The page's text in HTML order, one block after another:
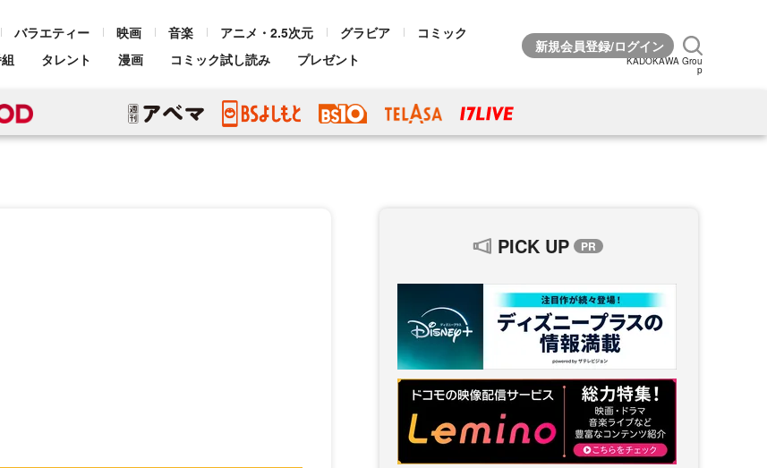
バラエティー 映画 音楽 アニメ・2.5次元 グラビア
コミック
タレント 漫画 コミック試し読み プレゼント KADOKAWA Grou
p
PICK UP